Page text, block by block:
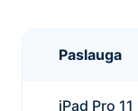
Paslauga
iPad Pro